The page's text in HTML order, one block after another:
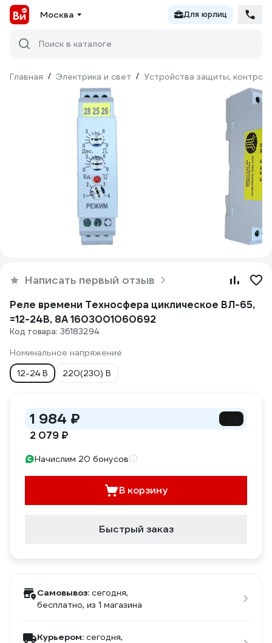
Москва Для юрлиц
Поиск в каталоге
Главная / Электрика и свет / Устройства защиты,
Написать первый отзыв
Реле времени Техносфера циклическое ВЛ-65,
=12-24В, 8А 1603001060692
Код товара: 36183294
Номинальное напряжение
12-24 В
220(230) В
1 984 ₽
2 079 ₽
Начислим 20 бонусов
В корзину
Быстрый заказ
Самовывоз: сегодня,
бесплатно, из 1 магазина
Курьером: сегодня,